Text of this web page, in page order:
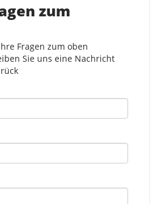
zum
Fragen zum oben
Sie uns eine Nachricht